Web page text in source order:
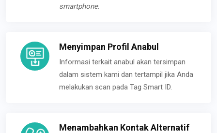
smartphone.
Menyimpan Profil Anabul
Informasi terkait anabul akan tersimpan
dalam sistem kami dan tertampil jika Anda
melakukan scan pada Tag Smart ID.
Menambahkan Kontak Alternatif